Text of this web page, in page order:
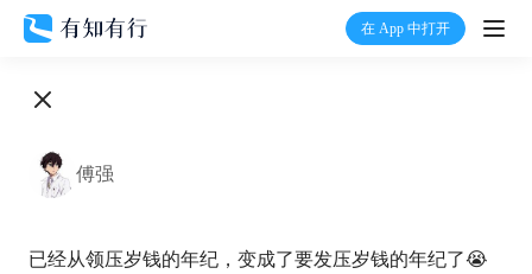
在 App 中打开
打
有行
傅强
已经从领压岁钱的年纪，变成了要发压岁钱的年纪了😭